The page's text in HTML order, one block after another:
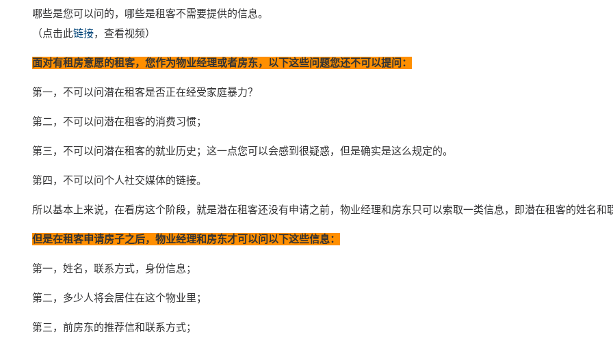
哪些是您可以问的，哪些是租客不需要提供的信息。
（点击此链接，查看视频）
面对有租房意愿的租客，您作为物业经理或者房东，以下这些问题您还不可以提问：
第一，不可以问潜在租客是否正在经受家庭暴力？
第二，不可以问潜在租客的消费习惯；
第三，不可以问潜在租客的就业历史；这一点您可以会感到很疑惑，但是确实是这么规定的。
第四，不可以问个人社交媒体的链接。
所以基本上来说，在看房这个阶段，就是潜在租客还没有申请之前，物业经理和房东只可以索取一类信息，即潜在租客的姓名和
但是在租客申请房子之后，物业经理和房东才可以问以下这些信息：
第一，姓名，联系方式，身份信息；
第二，多少人将会居住在这个物业里；
第三，前房东的推荐信和联系方式；